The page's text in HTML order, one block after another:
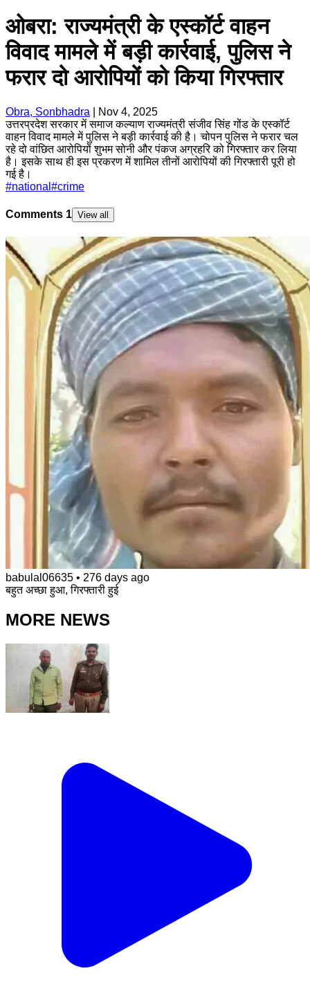
ओबरा: राज्यमंत्री के एस्कॉर्ट वाहन
विवाद मामले में बड़ी कार्रवाई, पुलिस ने
फरार दो आरोपियों को किया गिरफ्तार
Obra, Sonbhadra
Nov 4, 2025
उत्तरप्रदेश सरकार में समाज कल्याण राज्यमंत्री संजीव सिंह गोंड के एस्कॉर्ट
वाहन विवाद मामले में पुलिस ने बड़ी कार्रवाई की है। चोपन पुलिस ने फरार चल
रहे दो वांछित आरोपियों शुभम सोनी और पंकज अग्रहरि को गिरफ्तार कर लिया
है। इसके साथ ही इस प्रकरण में शामिल तीनों आरोपियों की गिरफ्तारी पूरी हो
गई है।
#national #crime
Comments 1 View all
babulal06635 • 276 days ago
बहुत अच्छा हुआ, गिरफ्तारी हुई
MORE NEWS